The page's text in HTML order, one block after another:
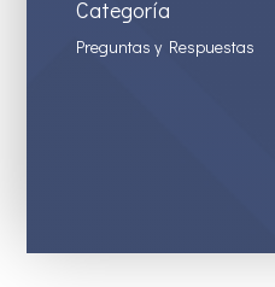
Categoría
Preguntas y Respuestas